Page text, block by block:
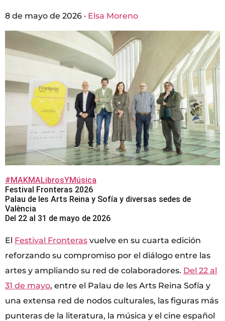
8 de mayo de 2026 · Elsa Moreno
#MAKMALibrosYMúsica
Festival Fronteras 2026
Palau de les Arts Reina y Sofía y diversas sedes de
València
Del 22 al 31 de mayo de 2026
El Festival Fronteras vuelve en su cuarta edición
reforzando su compromiso por el diálogo entre las
artes y ampliando su red de colaboradores. Del 22 al
31 de mayo, entre el Palau de les Arts Reina Sofía y
una extensa red de nodos culturales, las figuras más
punteras de la literatura, la música y el cine español